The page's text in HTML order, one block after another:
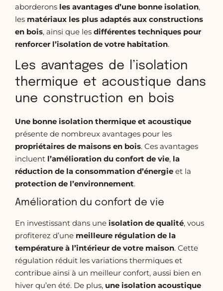
aborderons les avantages d’une bonne isolation,
les matériaux les plus adaptés aux constructions
en bois, ainsi que les différentes techniques pour
renforcer l’isolation de votre habitation.
Les avantages de l’isolation
thermique et acoustique dans
une construction en bois
Une bonne isolation thermique et acoustique
présente de nombreux avantages pour les
propriétaires de maisons en bois. Ces avantages
incluent l’amélioration du confort de vie, la
réduction de la consommation d’énergie et la
protection de l’environnement.
Amélioration du confort de vie
En investissant dans une isolation de qualité, vous
profiterez d’une meilleure régulation de la
température à l’intérieur de votre maison. Cette
régulation réduit les variations thermiques et
contribue ainsi à un meilleur confort, aussi bien en
hiver qu’en été. De plus, une isolation acoustique